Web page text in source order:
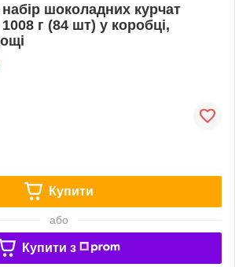
шоколадних курчат
г (84 шт) у коробці,
Купити
або
Купити з